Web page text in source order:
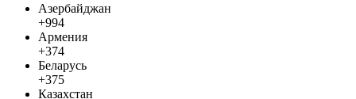
Азербайджан
+994
Армения
+374
Беларусь
+375
Казахстан